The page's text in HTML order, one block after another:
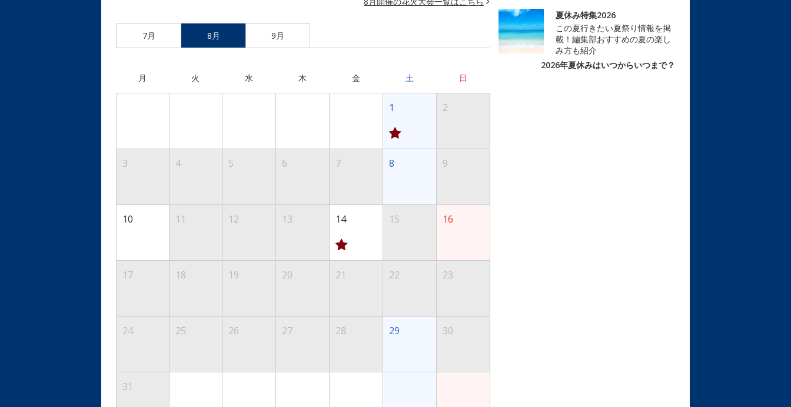
7月 8月 9月
月 火 水 木 金 土 日
1 2
3 4 5 6 7 8 9
10 11 12 13 14 15 16
17 18 19 20 21 22 23
24 25 26 27 28 29 30
31
夏休み特集2026
この夏行きたい夏祭り情報を掲
載！編集部おすすめの夏の楽し
み方も紹介
2026年夏休みはいつからいつまで？